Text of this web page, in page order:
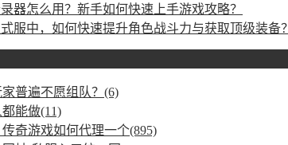
器怎么用？新手如何快速上手游戏攻略？
服中，如何快速提升角色战斗力与获取顶级装备？
普遍不愿组队？(6)
能做(11)
奇游戏如何代理一个(895)